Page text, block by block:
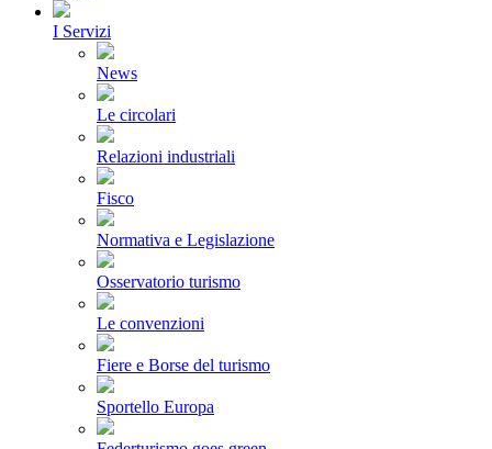
I Servizi
News
Le circolari
Relazioni industriali
Fisco
Normativa e Legislazione
Osservatorio turismo
Le convenzioni
Fiere e Borse del turismo
Sportello Europa